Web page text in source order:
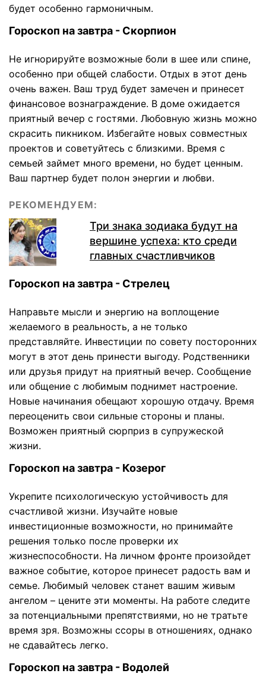
будет особенно гармоничным.
Гороскоп на завтра - Скорпион
Не игнорируйте возможные боли в шее или спине,
особенно при общей слабости. Отдых в этот день
очень важен. Ваш труд будет замечен и принесет
финансовое вознаграждение. В доме ожидается
приятный вечер с гостями. Любовную жизнь можно
скрасить пикником. Избегайте новых совместных
проектов и советуйтесь с близкими. Время с
семьей займет много времени, но будет ценным.
Ваш партнер будет полон энергии и любви.
РЕКОМЕНДУЕМ:
Три знака зодиака будут на
вершине успеха: кто среди
главных счастливчиков
Гороскоп на завтра - Стрелец
Направьте мысли и энергию на воплощение
желаемого в реальность, а не только
представляйте. Инвестиции по совету посторонних
могут в этот день принести выгоду. Родственники
или друзья придут на приятный вечер. Сообщение
или общение с любимым поднимет настроение.
Новые начинания обещают хорошую отдачу. Время
переоценить свои сильные стороны и планы.
Возможен приятный сюрприз в супружеской
жизни.
Гороскоп на завтра - Козерог
Укрепите психологическую устойчивость для
счастливой жизни. Изучайте новые
инвестиционные возможности, но принимайте
решения только после проверки их
жизнеспособности. На личном фронте произойдет
важное событие, которое принесет радость вам и
семье. Любимый человек станет вашим живым
ангелом – цените эти моменты. На работе следите
за потенциальными препятствиями, но не тратьте
время зря. Возможны ссоры в отношениях, однако
не сдавайтесь легко.
Гороскоп на завтра - Водолей